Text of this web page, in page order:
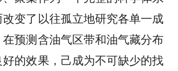
改变了以往孤立地研究各单一成
预测含油气区带和油气藏分布
好的效果，己成为不可缺少的找